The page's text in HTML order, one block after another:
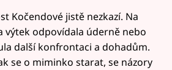
Kočendové jistě nezkazí. Na
výtek odpovídala úderně nebo
další konfrontaci a dohadům.
se o miminko starat, se názory